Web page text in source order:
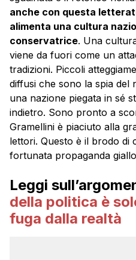
anche con questa
alimenta una cultura
conservatrice. Una
viene da fuori come un
tradizioni. Piccoli
diffusi che sono la spia del
una nazione piegata in sé
indietro. Sono pronto a
Gramellini è piaciuto alla
lettori. Questo è il brodo di
fortunata propaganda
Leggi
della politica è
fuga dalla realtà